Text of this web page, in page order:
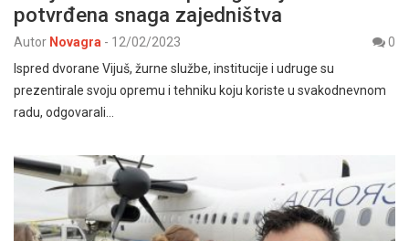
potvrđena snaga zajedništva
Autor Novagra - 12/02/2023
0
Ispred dvorane Vijuš, žurne službe, institucije i udruge su
prezentirale svoju opremu i tehniku koju koriste u svakodnevnom
radu, odgovarali…